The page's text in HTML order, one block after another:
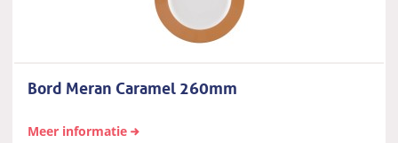
Bord Meran Caramel 260mm
Meer informatie